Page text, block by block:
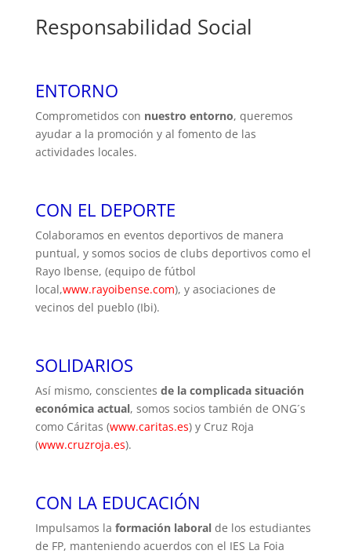
Responsabilidad Social
ENTORNO
Comprometidos con nuestro entorno, queremos
ayudar a la promoción y al fomento de las
actividades locales.
CON EL DEPORTE
Colaboramos en eventos deportivos de manera
puntual, y somos socios de clubs deportivos como el
Rayo Ibense, (equipo de fútbol
local,www.rayoibense.com), y asociaciones de
vecinos del pueblo (Ibi).
SOLIDARIOS
Así mismo, conscientes de la complicada situación
económica actual, somos socios también de ONG´s
como Cáritas (www.caritas.es) y Cruz Roja
(www.cruzroja.es).
CON LA EDUCACIÓN
Impulsamos la formación laboralde los estudiantes
de FP, manteniendo acuerdos con el IES La Foia